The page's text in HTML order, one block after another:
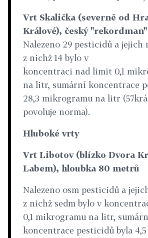
Vrt Skalička (severně od
Králové), český "rekordman"
Nalezeno 29 pesticidů a jejich
z nichž 14 bylo v
koncentraci nad limit 0,1
na litr, sumární koncentrace
28,3 mikrogramu na litr
povoluje norma).
Hluboké vrty
Vrt Libotov (blízko Dvora
Labem), hloubka 80 metrů
Nalezeno osm pesticidů a
z nichž sedm bylo v
0,1 mikrogramu na litr,
koncentrace pesticidů byla